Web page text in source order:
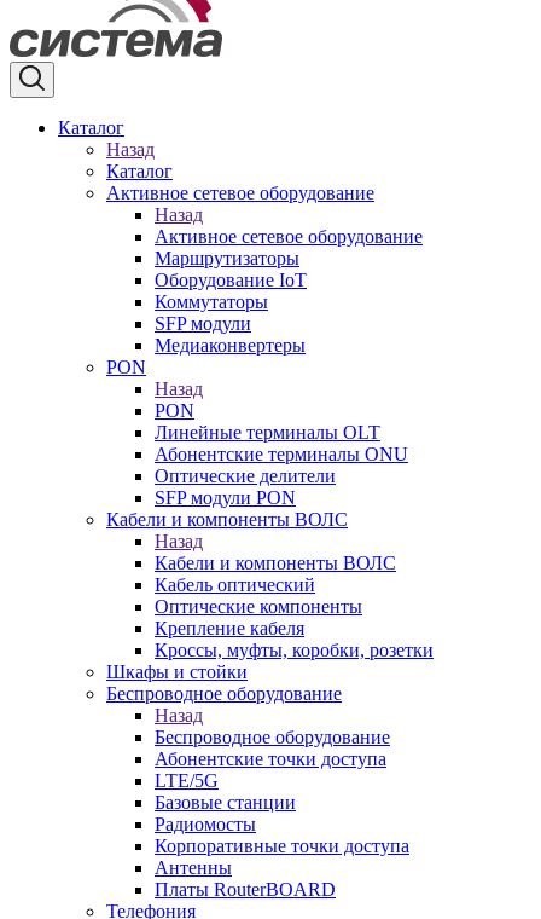
Каталог
Назад
Каталог
Активное сетевое оборудование
Назад
Активное сетевое оборудование
Маршрутизаторы
Оборудование IoT
Коммутаторы
SFP модули
Медиаконвертеры
PON
Назад
PON
Линейные терминалы OLT
Абонентские терминалы ONU
Оптические делители
SFP модули PON
Кабели и компоненты ВОЛС
Назад
Кабели и компоненты ВОЛС
Кабель оптический
Оптические компоненты
Крепление кабеля
Кроссы, муфты, коробки, розетки
Шкафы и стойки
Беспроводное оборудование
Назад
Беспроводное оборудование
Абонентские точки доступа
LTE/5G
Базовые станции
Радиомосты
Корпоративные точки доступа
Антенны
Платы RouterBOARD
Телефония